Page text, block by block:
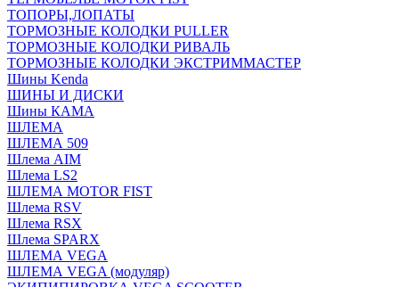
ТОПОРЫ,ЛОПАТЫ
ТОРМОЗНЫЕ КОЛОДКИ PULLER
ТОРМОЗНЫЕ КОЛОДКИ РИВАЛЬ
ТОРМОЗНЫЕ КОЛОДКИ ЭКСТРИММАСТЕР
Шины Kenda
ШИНЫ И ДИСКИ
Шины КАМА
ШЛЕМА
ШЛЕМА 509
Шлема AIM
Шлема LS2
ШЛЕМА MOTOR FIST
Шлема RSV
Шлема RSX
Шлема SPARX
ШЛЕМА VEGA
ШЛЕМА VEGA (модуляр)